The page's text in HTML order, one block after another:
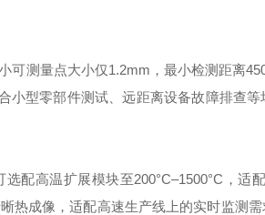
可测量点大小仅1.2mm，最小检测距离
小型零部件测试、远距离设备故障排查
配高温扩展模块至200°C–1500°C，适
热成像，适配高速生产线上的实时监测